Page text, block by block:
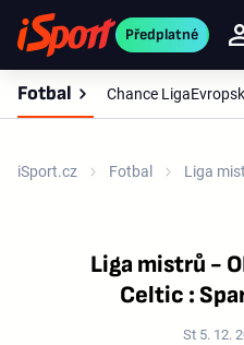
Předplatné
Fotbal Chance Liga
iSport.cz Fotbal Liga
Liga mistrů -
Celtic :
St 5. 12.